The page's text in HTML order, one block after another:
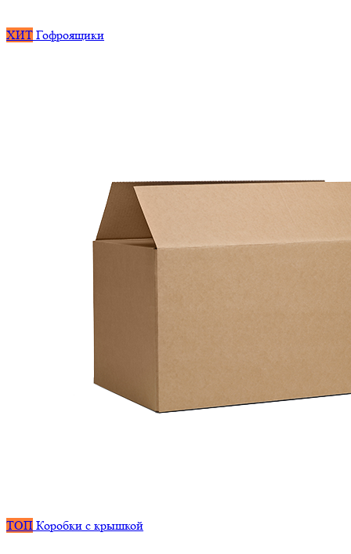
ХИТ Гофроящики
ТОП Коробки с крышкой